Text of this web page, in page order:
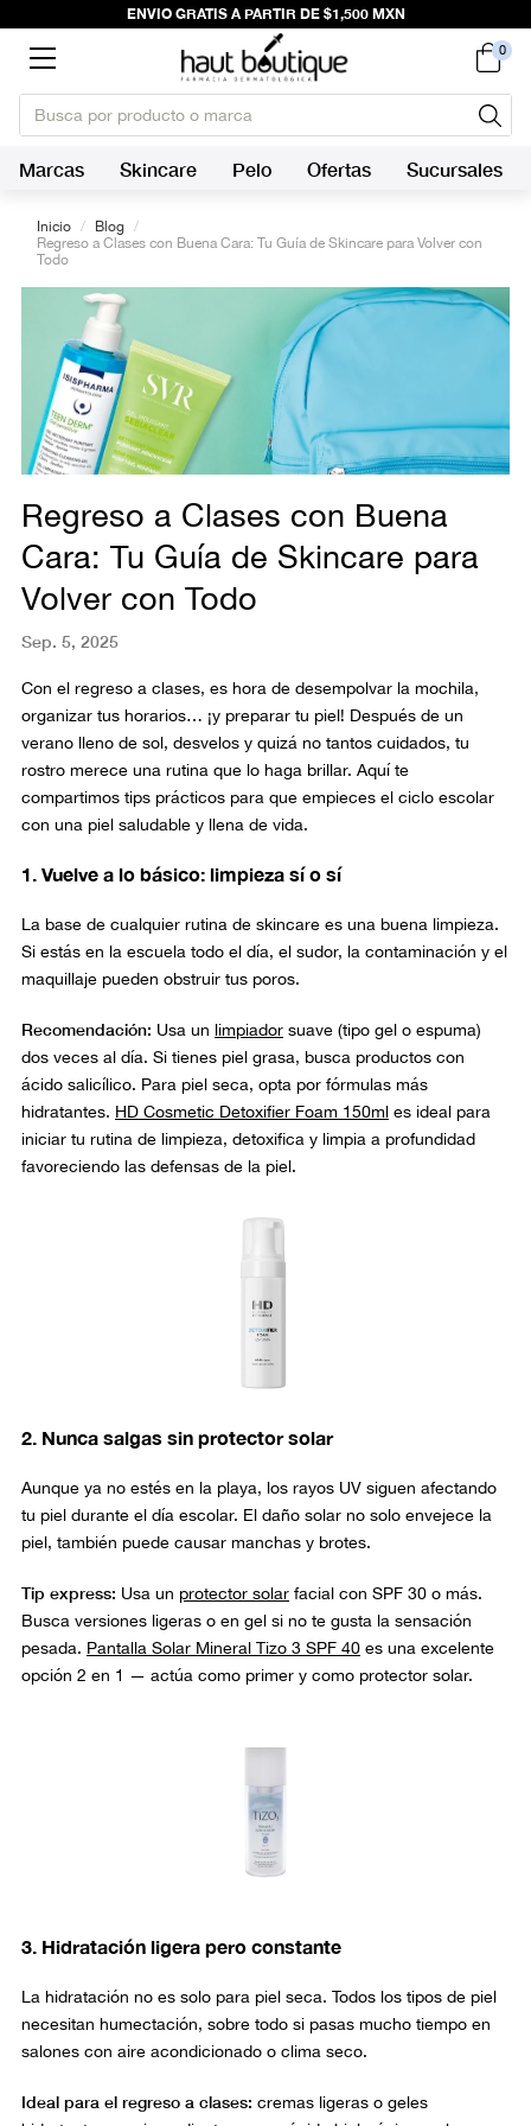
ENVIO GRATIS A PARTIR DE $1,500 MXN
0
Marcas Skincare Pelo Ofertas Sucursales
Inicio / Blog /
Regreso a Clases con Buena Cara: Tu Guía de Skincare para Volver con
Todo
Regreso a Clases con Buena
Cara: Tu Guía de Skincare para
Volver con Todo
Sep. 5, 2025
Con el regreso a clases, es hora de desempolvar la mochila,
organizar tus horarios… ¡y preparar tu piel! Después de un
verano lleno de sol, desvelos y quizá no tantos cuidados, tu
rostro merece una rutina que lo haga brillar. Aquí te
compartimos tips prácticos para que empieces el ciclo escolar
con una piel saludable y llena de vida.
1. Vuelve a lo básico: limpieza sí o sí
La base de cualquier rutina de skincare es una buena limpieza.
Si estás en la escuela todo el día, el sudor, la contaminación y el
maquillaje pueden obstruir tus poros.
Recomendación: Usa un limpiador suave (tipo gel o espuma)
dos veces al día. Si tienes piel grasa, busca productos con
ácido salicílico. Para piel seca, opta por fórmulas más
hidratantes. HD Cosmetic Detoxifier Foam 150ml es ideal para
iniciar tu rutina de limpieza, detoxifica y limpia a profundidad
favoreciendo las defensas de la piel.
2. Nunca salgas sin protector solar
Aunque ya no estés en la playa, los rayos UV siguen afectando
tu piel durante el día escolar. El daño solar no solo envejece la
piel, también puede causar manchas y brotes.
Tip express: Usa un protector solar facial con SPF 30 o más.
Busca versiones ligeras o en gel si no te gusta la sensación
pesada. Pantalla Solar Mineral Tizo 3 SPF 40 es una excelente
opción 2 en 1 — actúa como primer y como protector solar.
3. Hidratación ligera pero constante
La hidratación no es solo para piel seca. Todos los tipos de piel
necesitan humectación, sobre todo si pasas mucho tiempo en
salones con aire acondicionado o clima seco.
Ideal para el regreso a clases: cremas ligeras o geles